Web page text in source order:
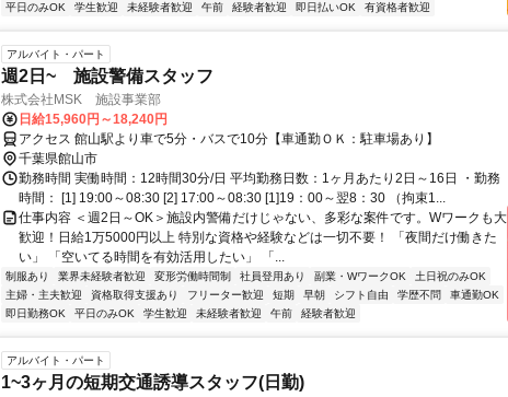
平日のみOK
学生歓迎 未経験者歓迎 午前 経験者歓迎 即日払いOK 有資格者歓迎
アルバイト・パート
週2日~ 施設警備スタッフ
株式会社MSK 施設事業部
日給15,960円～18,240円
アクセス 館山駅より車で5分・バスで10分【車通勤ＯＫ：駐車場あり】
千葉県館山市
勤務時間 実働時間：12時間30分/日 平均勤務日数：1ヶ月あたり2日～16日 ・勤務
時間： [1] 19:00～08:30 [2] 17:00～08:30 [1]19：00～翌8：30 （拘束1...
仕事内容 ＜週2日～OK＞施設内警備だけじゃない、多彩な案件です。Wワークも大
歓迎！日給1万5000円以上 特別な資格や経験などは一切不要！ 「夜間だけ働きた
い」 「空いてる時間を有効活用したい」 「...
制服あり 業界未経験者歓迎 変形労働時間制 社員登用あり 副業・WワークOK
土日祝のみOK
主婦・主夫歓迎
資格取得支援あり フリーター歓迎 短期 早朝 シフト自由 学歴不問
車通勤OK
即日勤務OK
平日のみOK 学生歓迎 未経験者歓迎 午前 経験者歓迎
アルバイト・パート
1~3ヶ月の短期交通誘導スタッフ(日勤)